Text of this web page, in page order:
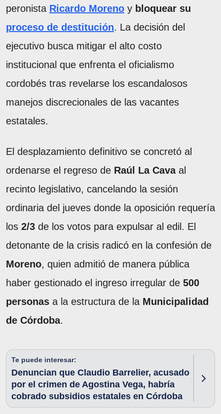
peronista Ricardo Moreno y bloquear su
proceso de destitución. La decisión del
ejecutivo busca mitigar el alto costo
institucional que enfrenta el oficialismo
cordobés tras revelarse los escandalosos
manejos discrecionales de las vacantes
estatales.
El desplazamiento definitivo se concretó al
ordenarse el regreso de Raúl La Cavaal
recinto legislativo, cancelando la sesión
ordinaria del jueves donde la oposición requería
los 2/3 de los votos para expulsar al edil. El
detonante de la crisis radicó en la confesión de
Moreno, quien admitió de manera pública
haber gestionado el ingreso irregular de 500
personas a la estructura de la Municipalidad
de Córdoba.
Te puede interesar:
Denuncian que Claudio Barrelier, acusado
por el crimen de Agostina Vega, habría
cobrado subsidios estatales en Córdoba